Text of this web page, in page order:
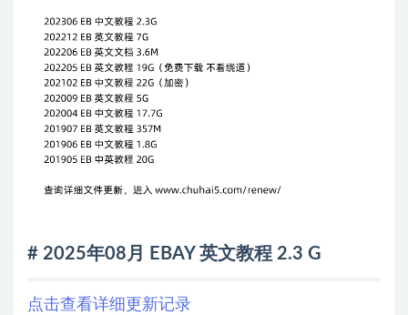
# 2025年08月 EBAY 英文教程 2.3 G
点击查看详细更新记录